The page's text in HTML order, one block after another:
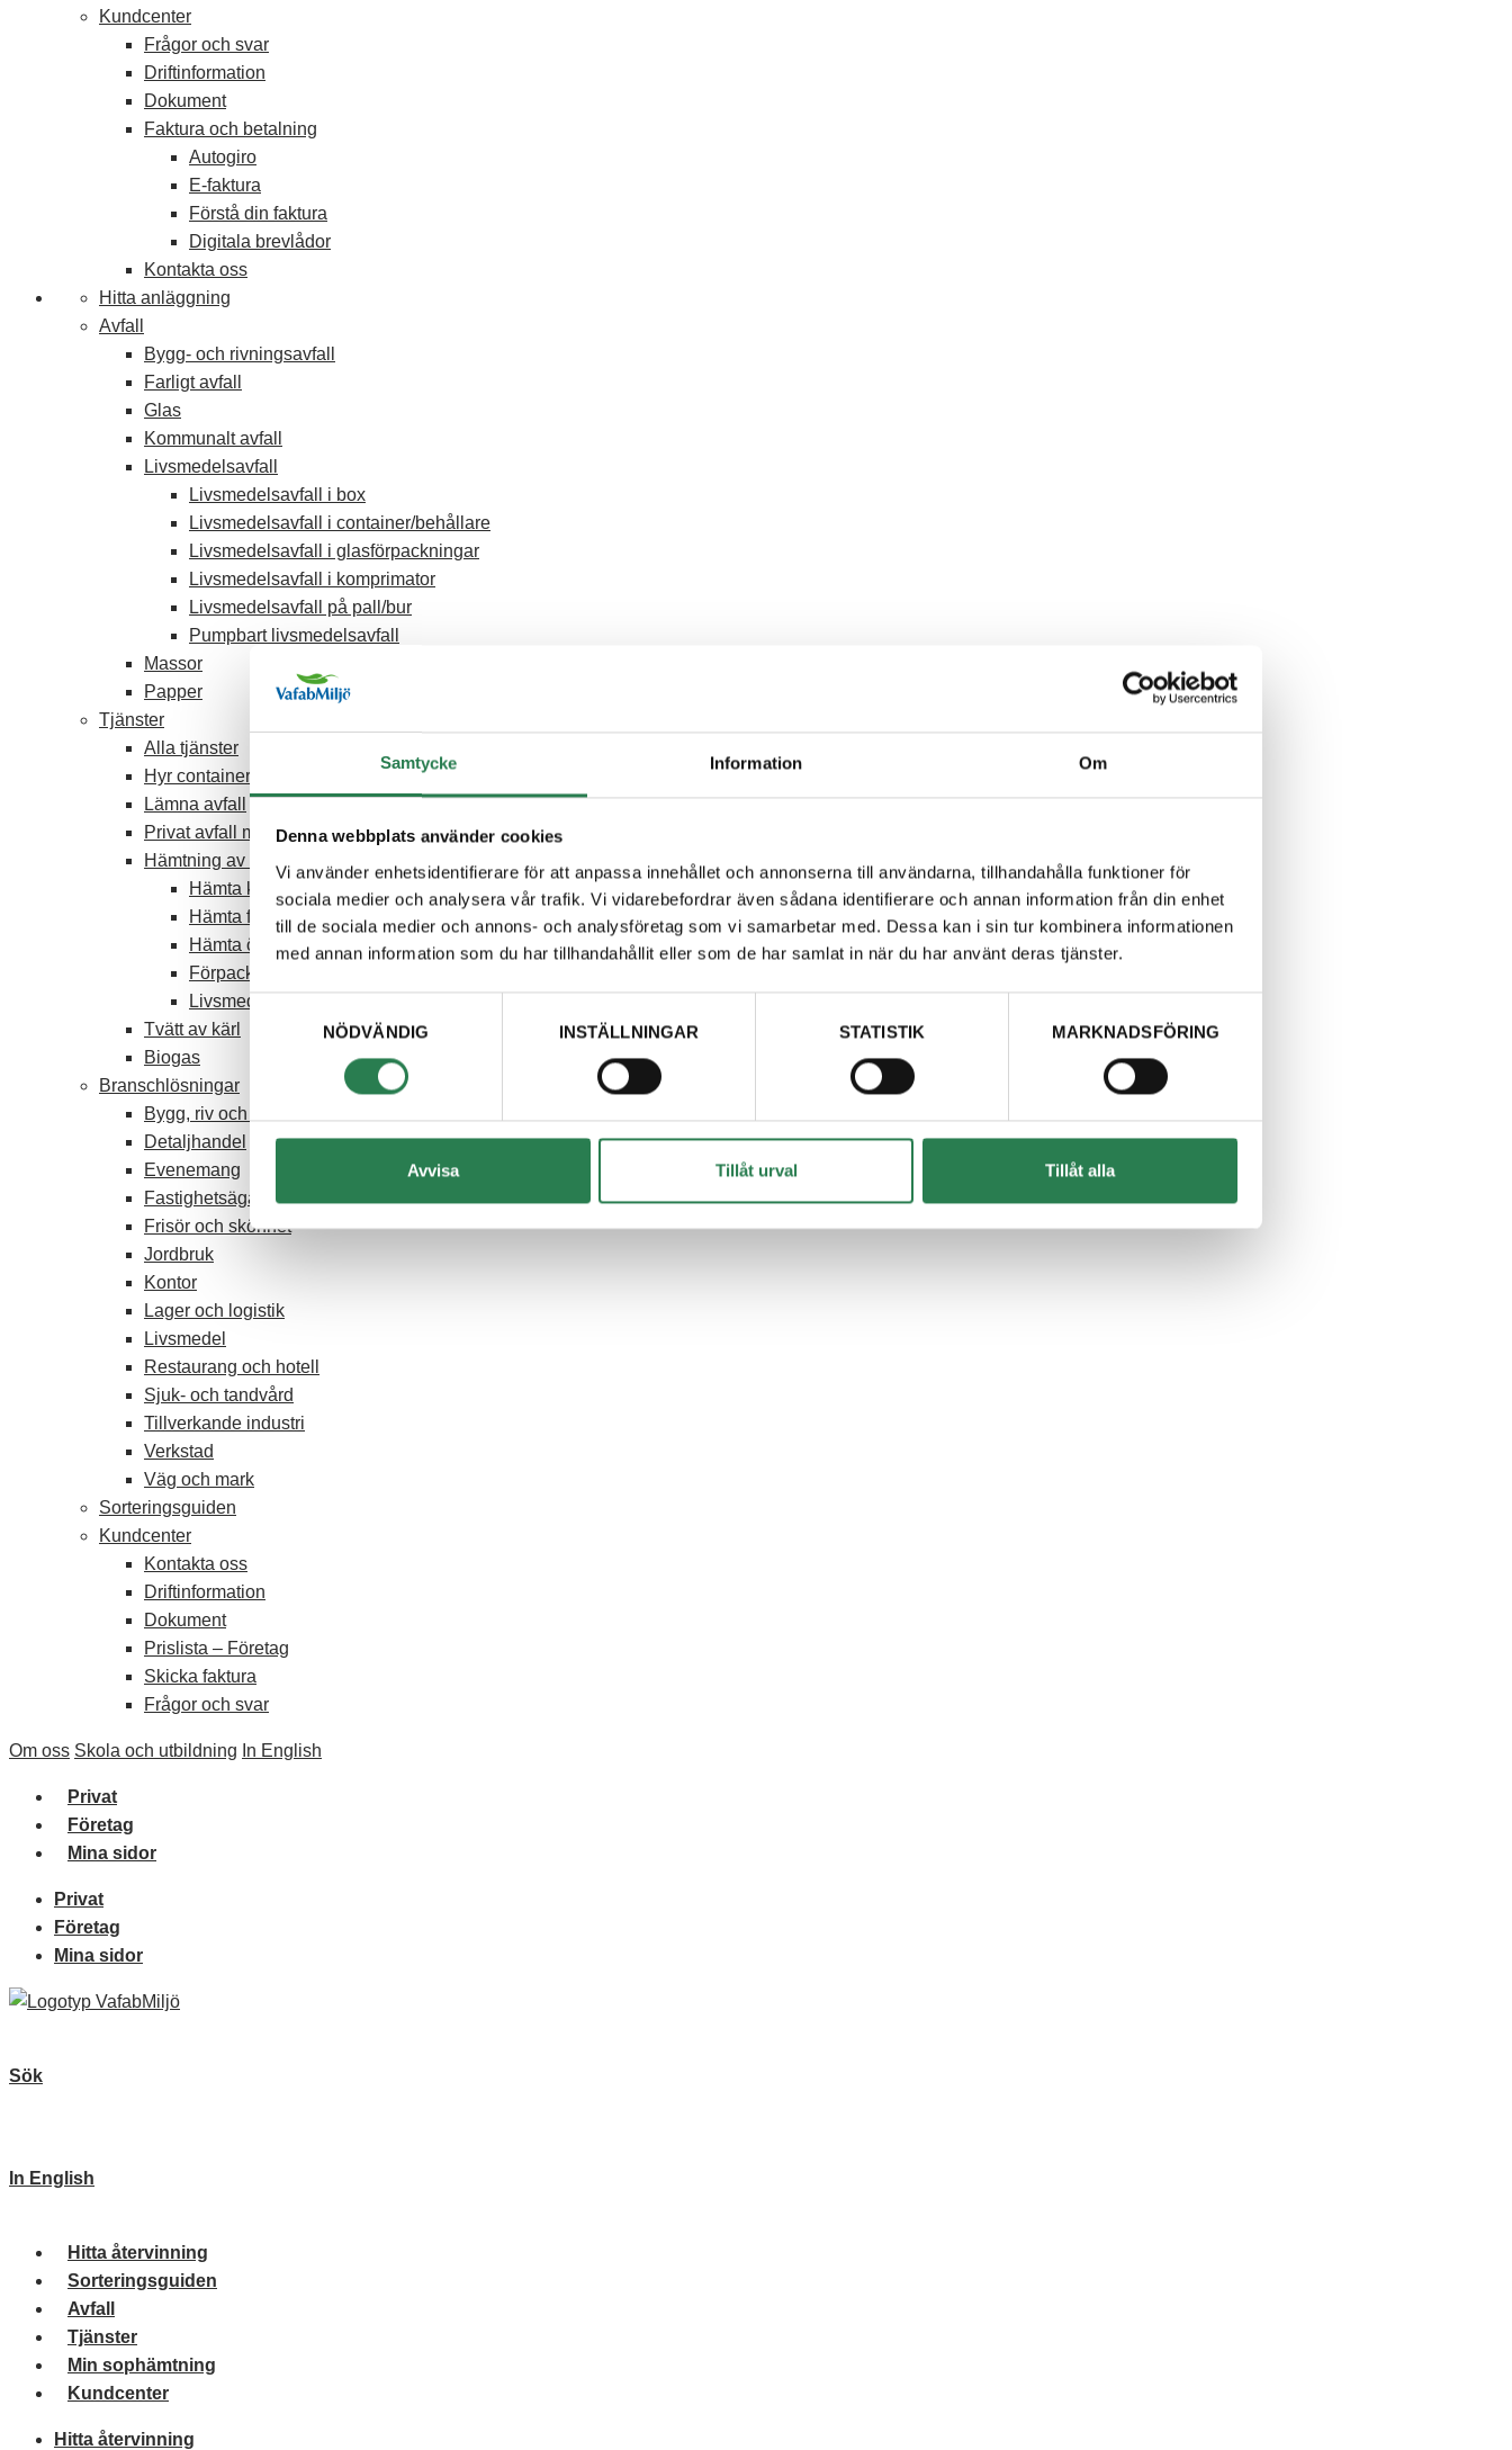
Samtycke Information Om
Denna webbplats använder cookies
Vi använder enhetsidentifierare för att anpassa innehållet och annonserna till användarna, tillhandahålla funktioner för
sociala medier och analysera vår trafik. Vi vidarebefordrar även sådana identifierare och annan information från din enhet
till de sociala medier och annons- och analysföretag som vi samarbetar med. Dessa kan i sin tur kombinera informationen
med annan information som du har tillhandahållit eller som de har samlat in när du har använt deras tjänster.
Samtyckesval
NÖDVÄNDIG
INSTÄLLNINGAR STATISTIK MARKNADSFÖRING
Avvisa Tillåt urval Tillåt alla
Kundcenter
Frågor och svar
Driftinformation
Dokument
Faktura och betalning
Autogiro
E-faktura
Förstå din faktura
Digitala brevlådor
Kontakta oss
Hitta anläggning
Avfall
Bygg- och rivningsavfall
Farligt avfall
Glas
Kommunalt avfall
Livsmedelsavfall
Livsmedelsavfall i box
Livsmedelsavfall i container/behållare
Livsmedelsavfall i glasförpackningar
Livsmedelsavfall i komprimator
Livsmedelsavfall på pall/bur
Pumpbart livsmedelsavfall
Massor
Papper
Tjänster
Alla tjänster
Hyr container
Lämna avfall
Privat avfall med företagsbil
Hämtning av avfall
Hämta kommunalt avfall
Hämta farligt avfall
Hämta övrigt avfall
Förpackningsinsamling för verksamheter
Livsmedelsavfall i biobox
Tvätt av kärl
Biogas
Branschlösningar
Bygg, riv och anläggning
Detaljhandel
Evenemang
Fastighetsägare och Brf
Frisör och skönhet
Jordbruk
Kontor
Lager och logistik
Livsmedel
Restaurang och hotell
Sjuk- och tandvård
Tillverkande industri
Verkstad
Väg och mark
Sorteringsguiden
Kundcenter
Kontakta oss
Driftinformation
Dokument
Prislista – Företag
Skicka faktura
Frågor och svar
Om oss Skola och utbildning In English
Privat
Företag
Mina sidor
Privat
Företag
Mina sidor
Sök
In English
Hitta återvinning
Sorteringsguiden
Avfall
Tjänster
Min sophämtning
Kundcenter
Hitta återvinning